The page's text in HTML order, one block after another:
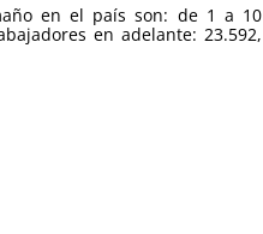
en el país son: de 1 a 10
en adelante: 23.592,